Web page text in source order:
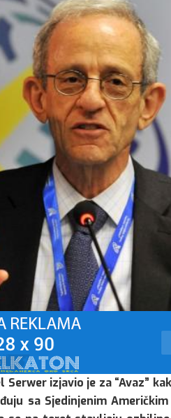
izjavio je za “Avaz”
sa Sjedinjenim